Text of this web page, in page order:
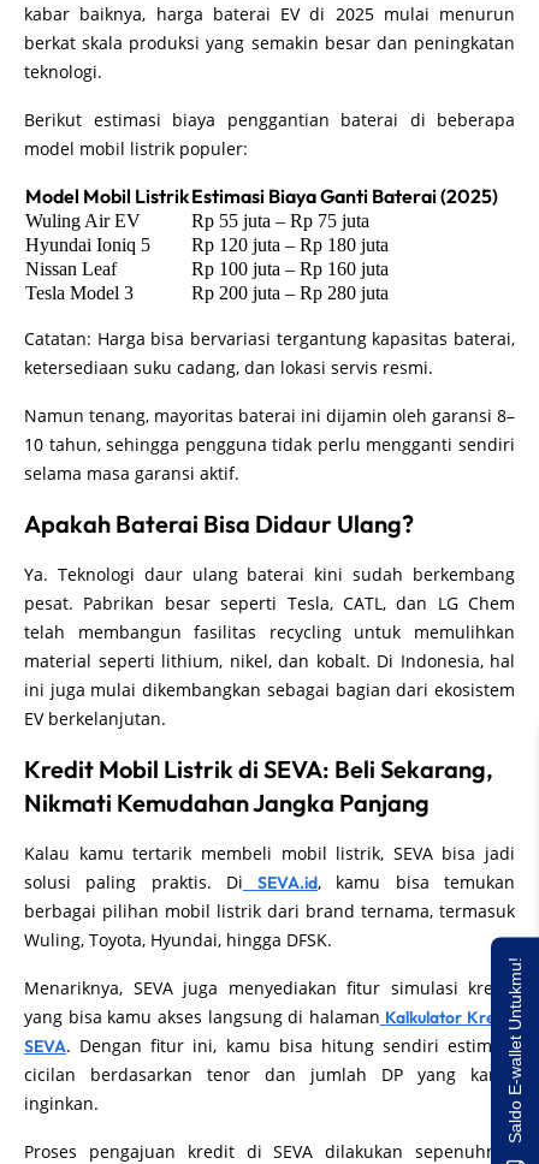
kabar baiknya, harga baterai EV di 2025 mulai menurun
berkat skala produksi yang semakin besar dan peningkatan
teknologi.
Berikut estimasi biaya penggantian baterai di beberapa
model mobil listrik populer:
Model Mobil ListrikEstimasi Biaya Ganti Baterai (2025)
Wuling Air EV
Rp 55 juta – Rp 75 juta
Hyundai Ioniq 5
Rp 120 juta – Rp 180 juta
Nissan Leaf
Rp 100 juta – Rp 160 juta
Tesla Model 3
Rp 200 juta – Rp 280 juta
Catatan: Harga bisa bervariasi tergantung kapasitas baterai,
ketersediaan suku cadang, dan lokasi servis resmi.
Namun tenang, mayoritas baterai ini dijamin oleh garansi 8–
10 tahun, sehingga pengguna tidak perlu mengganti sendiri
selama masa garansi aktif.
Apakah Baterai Bisa Didaur Ulang?
Ya. Teknologi daur ulang baterai kini sudah berkembang
pesat. Pabrikan besar seperti Tesla, CATL, dan LG Chem
telah membangun fasilitas recycling untuk memulihkan
material seperti lithium, nikel, dan kobalt. Di Indonesia, hal
ini juga mulai dikembangkan sebagai bagian dari ekosistem
EV berkelanjutan.
Kredit Mobil Listrik di SEVA: Beli Sekarang,
Nikmati Kemudahan Jangka Panjang
Kalau kamu tertarik membeli mobil listrik, SEVA bisa jadi
solusi paling praktis. Di
SEVA.id, kamu bisa temukan
berbagai pilihan mobil listrik dari brand ternama, termasuk
Wuling, Toyota, Hyundai, hingga DFSK.
Menariknya, SEVA juga menyediakan fitur simulasi kredit
yang bisa kamu akses langsung di halaman Kalkulator Kredit
SEVA. Dengan fitur ini, kamu bisa hitung sendiri estimasi
cicilan berdasarkan tenor dan jumlah DP yang kamu
inginkan.
Proses pengajuan kredit di SEVA dilakukan sepenuhnya
Saldo E-wallet Untukmu!